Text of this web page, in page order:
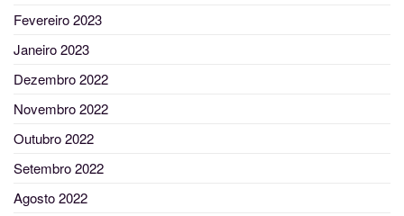
Fevereiro 2023
Janeiro 2023
Dezembro 2022
Novembro 2022
Outubro 2022
Setembro 2022
Agosto 2022